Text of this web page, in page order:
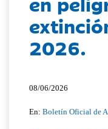
2026.
08/06/2026
En:Boletín Oficial de